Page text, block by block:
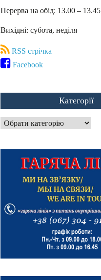
Перерва на обід: 13.00 – 13.45
Вихідні: субота, неділя
RSS стрічка
Facebook
Категорії
Категорії